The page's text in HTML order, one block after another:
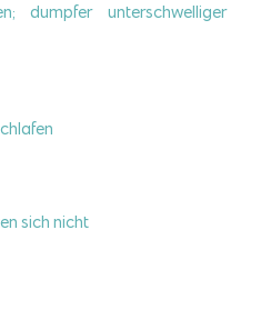
dumpfer unterschwelliger
sich nicht